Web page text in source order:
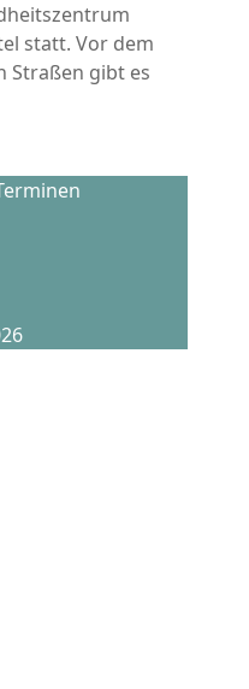
statt. Vor dem
Straßen gibt es